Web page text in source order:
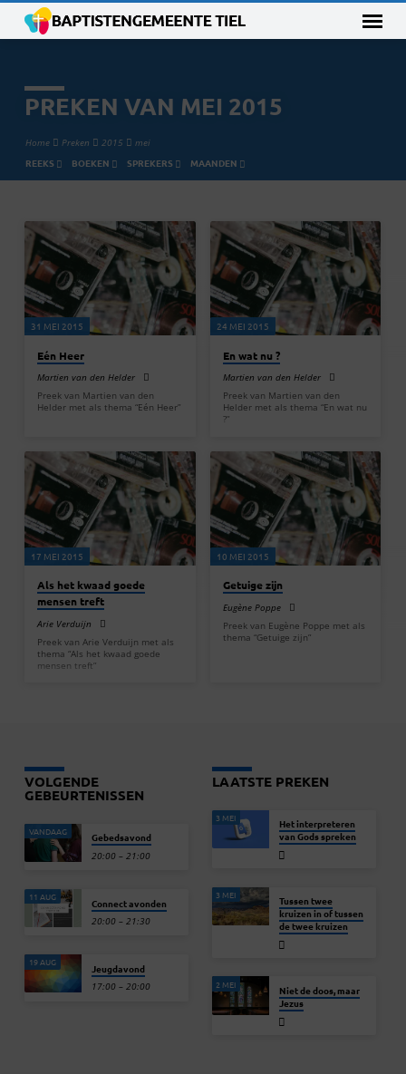
PREKEN VAN MEI 2015
Home Preken 2015 mei
REEKS BOEKEN SPREKERS MAANDEN
PREKEN
VAN
MEI
2015
31 MEI 2015
Eén Heer
Martien van den Helder
Preek van Martien van den
Helder met als thema “Eén Heer”
24 MEI 2015
En wat nu ?
Martien van den Helder
Preek van Martien van den
Helder met als thema “En wat nu
?”
17 MEI 2015
Als het kwaad goede
mensen treft
Arie Verduijn
Preek van Arie Verduijn met als
thema “Als het kwaad goede
mensen treft”
10 MEI 2015
Getuige zijn
Eugène Poppe
Preek van Eugène Poppe met als
thema “Getuige zijn”
VOLGENDE
GEBEURTENISSEN
VANDAAG Gebedsavond
20:00 – 21:00
11 AUG Connect avonden
20:00 – 21:30
19 AUG Jeugdavond
17:00 – 20:00
LAATSTE PREKEN
3 MEI
Het interpreteren
van Gods spreken
3 MEI
Tussen twee
kruizen in of tussen
de twee kruizen
2 MEI
Niet de doos, maar
Jezus